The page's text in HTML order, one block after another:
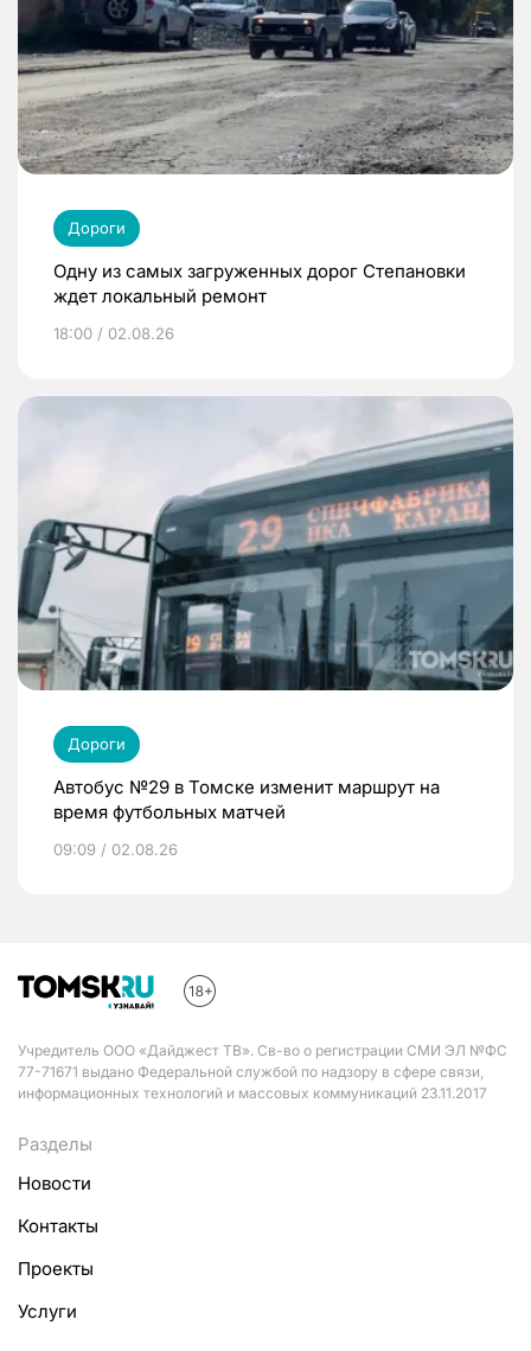
Дороги
Одну из самых загруженных дорог Степановки
ждет локальный ремонт
18:00 / 02.08.26
Дороги
Автобус №29 в Томске изменит маршрут на
время футбольных матчей
09:09 / 02.08.26
Учредитель ООО «Дайджест ТВ». Св-во о регистрации СМИ ЭЛ №ФС
77-71671 выдано Федеральной службой по надзору в сфере связи,
информационных технологий и массовых коммуникаций 23.11.2017
Разделы
Новости
Контакты
Проекты
Услуги